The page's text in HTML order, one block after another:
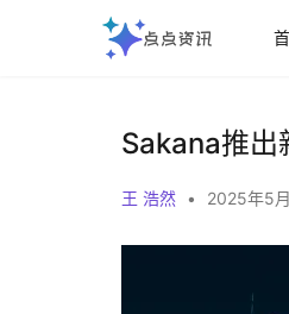
Sakana推出
王 浩然 • 2025年5